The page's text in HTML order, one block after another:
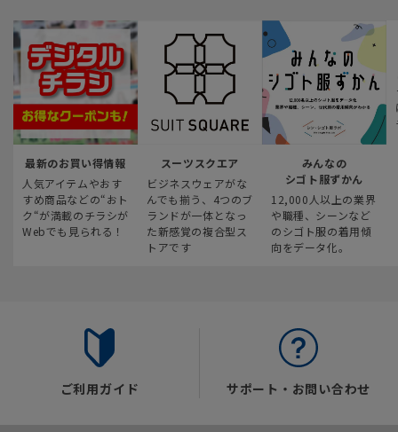
最新のお買い得情報
人気アイテムやおす
すめ商品などの“おト
ク“が満載のチラシが
Webでも見られる！
スーツスクエア
ビジネスウェアがな
んでも揃う、4つのブ
ランドが一体となっ
た新感覚の複合型ス
トアです
みんなの
シゴト服ずかん
12,000人以上の業界
や職種、シーンなど
のシゴト服の着用傾
向をデータ化。
ご利用ガイド サポート・お問い合わせ